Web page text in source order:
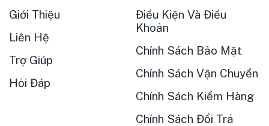
Giới Thiệu
Liên Hệ
Trợ Giúp
Hỏi Đáp
Điều Kiện Và Điều
Khoản
Chính Sách Bảo Mật
Chính Sách Vận Chuyển
Chính Sách Kiểm Hàng
Chính Sách Đổi Trả